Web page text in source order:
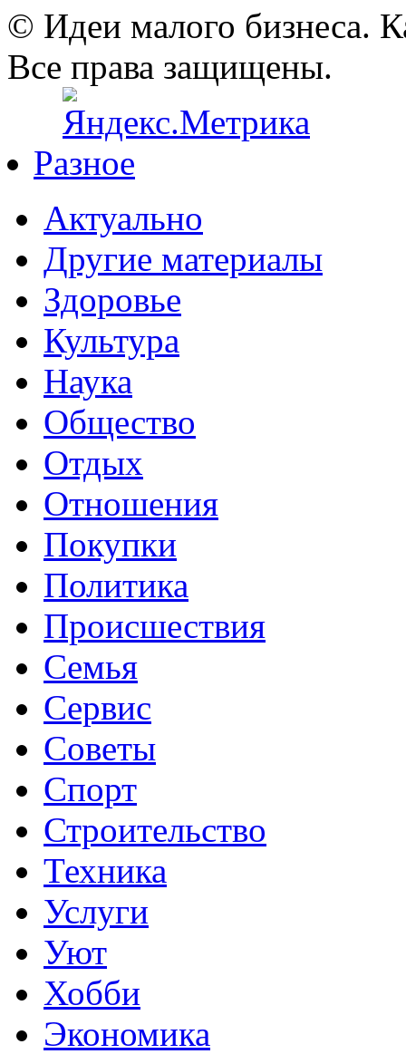
© Идеи малого бизнеса.
Все права защищены.
Разное
Актуально
Другие материалы
Здоровье
Культура
Наука
Общество
Отдых
Отношения
Покупки
Политика
Происшествия
Семья
Сервис
Советы
Спорт
Строительство
Техника
Услуги
Уют
Хобби
Экономика